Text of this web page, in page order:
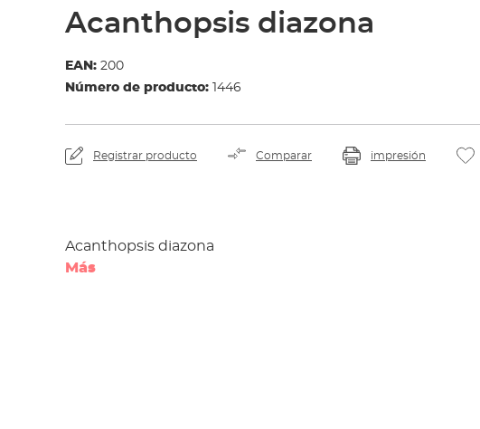
Acanthopsis diazona
EAN: 200
Número de producto: 1446
Registrar producto Comparar impresión
Acanthopsis diazona
Más